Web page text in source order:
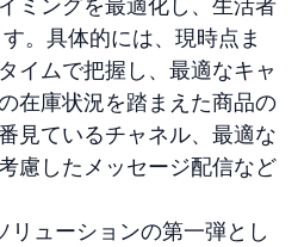
。具体的には、現時点ま
イムで把握し、最適なキャ
在庫状況を踏まえた商品の
見ているチャネル、最適な
慮したメッセージ配信など
リューションの第一弾とし